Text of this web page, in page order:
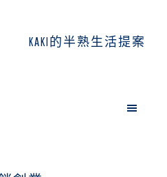
KAKI的半熟生活提案